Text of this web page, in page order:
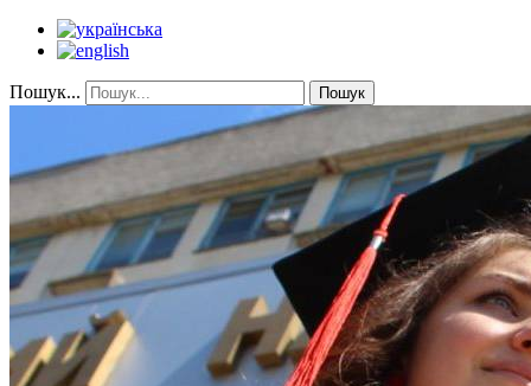
Пошук... Пошук